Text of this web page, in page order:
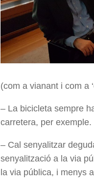
(com a vianant i com a
– La bicicleta sempre
carretera, per exemple.
– Cal senyalitzar
senyalització a la via
la via pública, i menys